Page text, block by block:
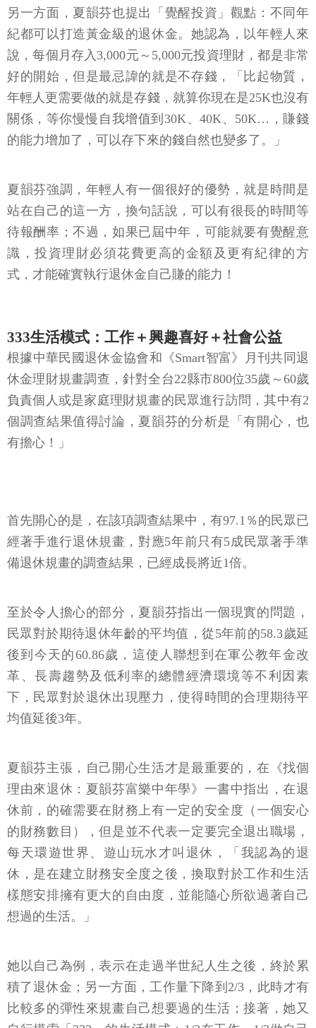
另一方面，夏韻芬也提出「覺醒投資」觀點：不同年
紀都可以打造黃金級的退休金。她認為，以年輕人來
說，每個月存入3,000元～5,000元投資理財，都是非常
好的開始，但是最忌諱的就是不存錢，「比起物質，
年輕人更需要做的就是存錢，就算你現在是25K也沒有
關係，等你慢慢自我增值到30K、40K、50K…，賺錢
的能力增加了，可以存下來的錢自然也變多了。」
夏韻芬強調，年輕人有一個很好的優勢，就是時間是
站在自己的這一方，換句話說，可以有很長的時間等
待報酬率；不過，如果已屆中年，可能就要有覺醒意
識，投資理財必須花費更高的金額及更有紀律的方
式，才能確實執行退休金自己賺的能力！
333生活模式：工作＋興趣喜好＋社會公益
根據中華民國退休金協會和《Smart智富》月刊共同退
休金理財規畫調查，針對全台22縣市800位35歲～60歲
負責個人或是家庭理財規畫的民眾進行訪問，其中有2
個調查結果值得討論，夏韻芬的分析是「有開心，也
有擔心！」
首先開心的是，在該項調查結果中，有97.1％的民眾已
經著手進行退休規畫，對應5年前只有5成民眾著手準
備退休規畫的調查結果，已經成長將近1倍。
至於令人擔心的部分，夏韻芬指出一個現實的問題，
民眾對於期待退休年齡的平均值，從5年前的58.3歲延
後到今天的60.86歲，這使人聯想到在軍公教年金改
革、長壽趨勢及低利率的總體經濟環境等不利因素
下，民眾對於退休出現壓力，使得時間的合理期待平
均值延後3年。
夏韻芬主張，自己開心生活才是最重要的，在《找個
理由來退休：夏韻芬富樂中年學》一書中指出，在退
休前，的確需要在財務上有一定的安全度（一個安心
的財務數目），但是並不代表一定要完全退出職場，
每天環遊世界、遊山玩水才叫退休，「我認為的退
休，是在建立財務安全度之後，換取對於工作和生活
樣態安排擁有更大的自由度，並能隨心所欲過著自己
想過的生活。」
她以自己為例，表示在走過半世紀人生之後，終於累
積了退休金；另一方面，工作量下降到2/3，此時才有
比較多的彈性來規畫自己想要過的生活；接著，她又